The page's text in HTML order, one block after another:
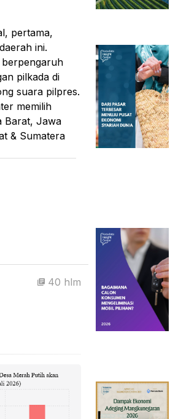
pertama,
ini.
pilkada di
suara pilpres.
memilih
Barat, Jawa
& Sumatera
40 hlm